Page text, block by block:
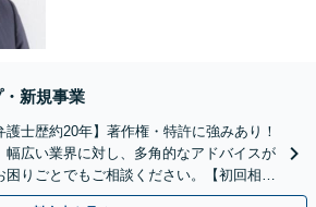
新規事業
護士歴約20年】著作権・特許に強みあり！
幅広い業界に対し、多角的なアドバイスが
りごとでもご相談ください。【初回相談
2分】